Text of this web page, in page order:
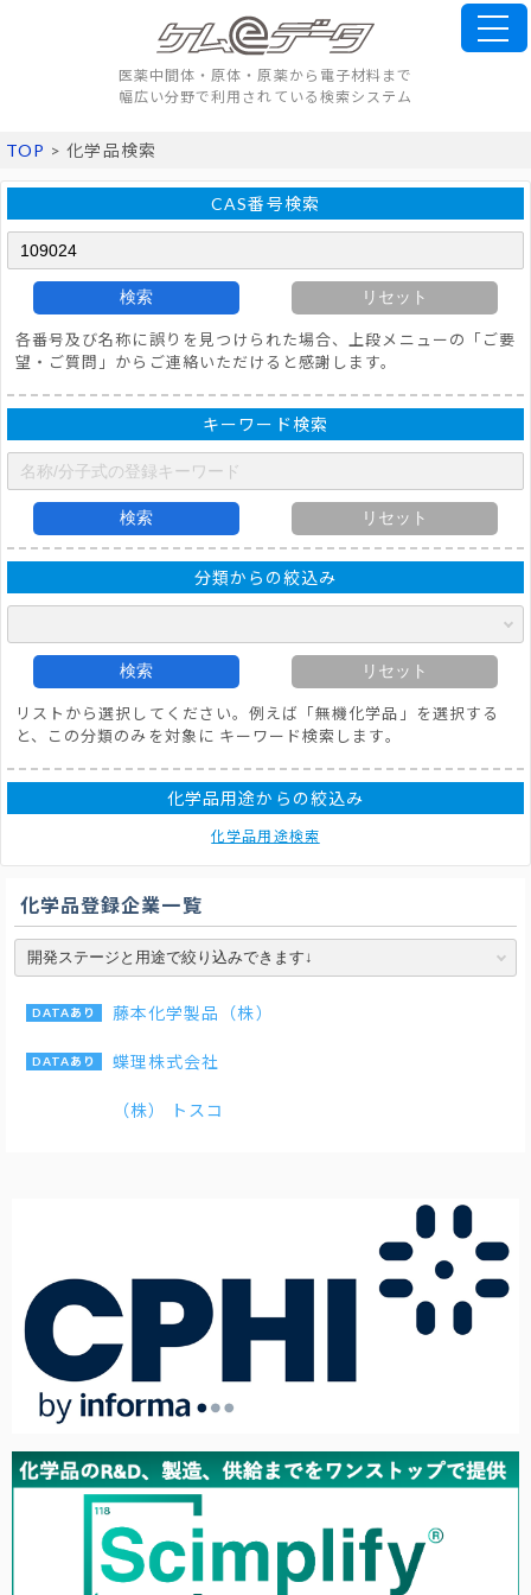
医薬中間体・原体・原薬から電子材料まで
幅広い分野で利用されている検索システム
TOP > 化学品検索
CAS番号検索
検索 リセット
各番号及び名称に誤りを見つけられた場合、上段メニューの「ご要
望・ご質問」からご連絡いただけると感謝します。
キーワード検索
検索 リセット
分類からの絞込み
検索 リセット
リストから選択してください。例えば「無機化学品」を選択する
と、この分類のみを対象に キーワード検索します。
化学品用途からの絞込み
化学品用途検索
化学品登録企業一覧
藤本化学製品（株）
蝶理株式会社
（株） トスコ